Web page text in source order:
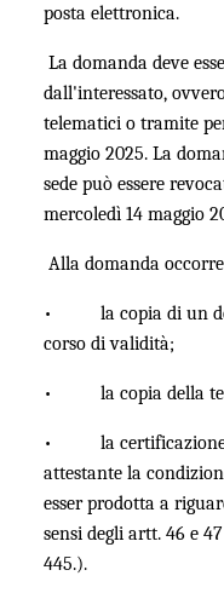
posta elettronica.
La domanda deve
dall'interessato,
telematici o tramite
maggio 2025. La
sede può essere
mercoledì 14 maggio
Alla domanda
• la copia di un
corso di validità;
• la copia della
• la certificazione
attestante la
esser prodotta a
sensi degli artt. 46 e
445.).